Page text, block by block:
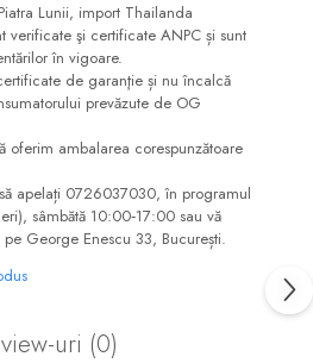
Lunii, import Thailanda
verificate şi certificate ANPC și sunt
în vigoare.
de garanţie și nu încalcă
prevăzute de OG
oferim ambalarea corespunzătoare
apelați 0726037030, în programul
sâmbătă 10:00‐17:00 sau vă
George Enescu 33, București.
uri (0)